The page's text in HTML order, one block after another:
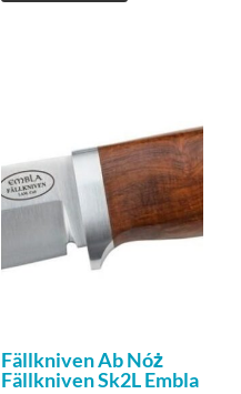
Fällkniven Ab Nóż
Fällkniven Sk2L Embla